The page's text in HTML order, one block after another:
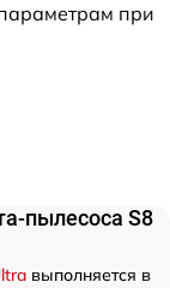
при
пылесоса S8
выполняется в